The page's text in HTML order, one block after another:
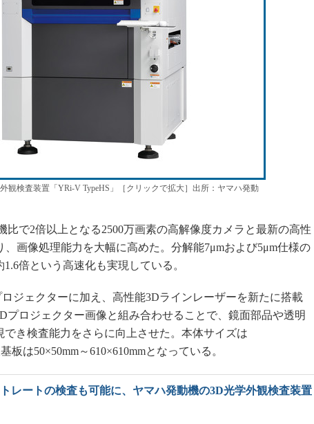
観検査装置「YRi-V TypeHS」［クリックで拡大］出所：ヤマハ発動
で2倍以上となる2500万画素の高解像度カメラと最新の高性
、画像処理能力を大幅に高めた。分解能7μmおよび5μm仕様の
倍という高速化も実現している。
ジェクターに加え、高性能3Dラインレーザーを新たに搭載
プロジェクター画像と組み合わせることで、鏡面部品や透明
き検査能力をさらに向上させた。本体サイズは
板は50×50mm～610×610mmとなっている。
レートの検査も可能に、ヤマハ発動機の3D光学外観検査装置